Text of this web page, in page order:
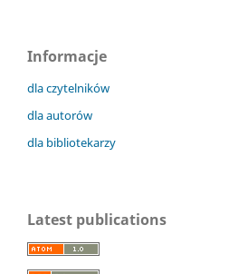
Informacje
dla czytelników
dla autorów
dla bibliotekarzy
Latest publications